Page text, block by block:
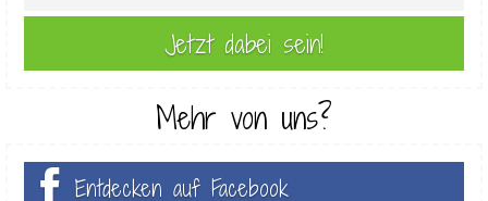
Mehr von uns?
Entdecken auf Facebook